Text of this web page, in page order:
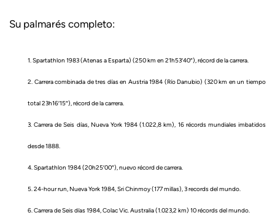
Su palmarés completo:
1. Spartathlon 1983 (Atenas a Esparta) (250 km en 21h53′40″), récord de la carrera.
2. Carrera combinada de tres días en Austria 1984 (Río Danubio) (320 km en un tiempo
total 23h16′15″), récord de la carrera.
3. Carrera de Seis días, Nueva York 1984 (1.022,8 km), 16 récords mundiales imbatidos
desde 1888.
4. Spartathlon 1984 (20h25′00″), nuevo récord de carrera.
5. 24-hour run, Nueva York 1984, Sri Chinmoy (177 millas), 3 records del mundo.
6. Carrera de Seis días 1984, Colac Vic. Australia (1.023,2 km) 10 récords del mundo.